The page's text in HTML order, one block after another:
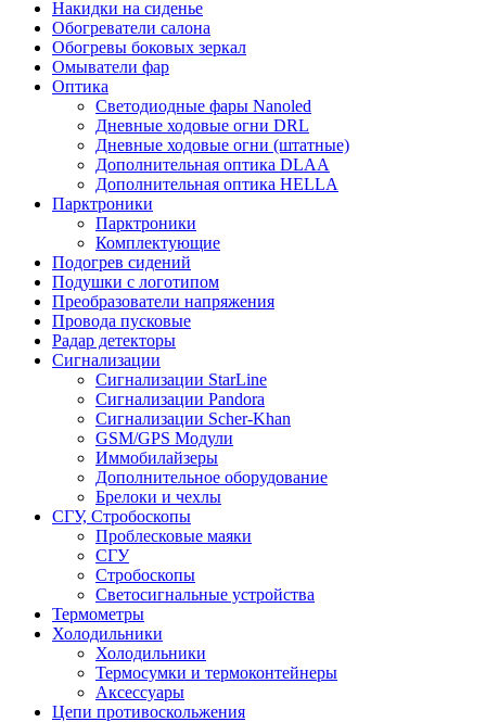
Накидки на сиденье
Обогреватели салона
Обогревы боковых зеркал
Омыватели фар
Оптика
Светодиодные фары Nanoled
Дневные ходовые огни DRL
Дневные ходовые огни (штатные)
Дополнительная оптика DLAA
Дополнительная оптика HELLA
Парктроники
Парктроники
Комплектующие
Подогрев сидений
Подушки с логотипом
Преобразователи напряжения
Провода пусковые
Радар детекторы
Сигнализации
Сигнализации StarLine
Сигнализации Pandora
Сигнализации Scher-Khan
GSM/GPS Модули
Иммобилайзеры
Дополнительное оборудование
Брелоки и чехлы
СГУ, Стробоскопы
Проблесковые маяки
СГУ
Стробоскопы
Светосигнальные устройства
Термометры
Холодильники
Холодильники
Термосумки и термоконтейнеры
Аксессуары
Цепи противоскольжения